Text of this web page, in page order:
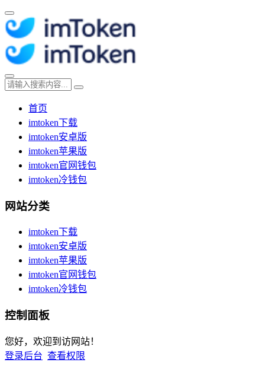
首页
imtoken下载
imtoken安卓版
imtoken苹果版
imtoken官网钱包
imtoken冷钱包
网站分类
imtoken下载
imtoken安卓版
imtoken苹果版
imtoken官网钱包
imtoken冷钱包
控制面板
您好，欢迎到访网站！
登录后台 查看权限